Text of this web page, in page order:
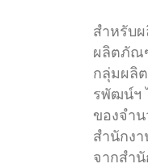
สำหรับ
ผลิตภัณ
กลุ่มผลิ
รพัฒน์ฯ
ของจำ
สำนักง
จากสำ